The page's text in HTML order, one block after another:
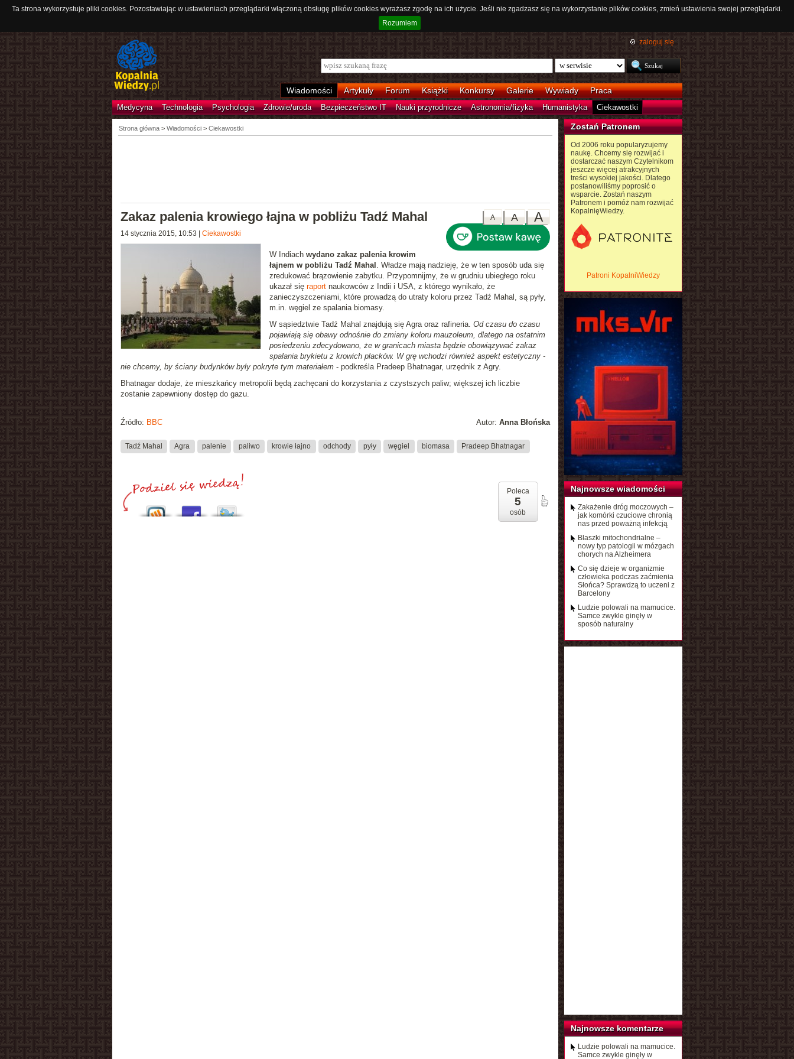
Ta strona wykorzystuje pliki cookies. Pozostawiając w ustawieniach przeglądarki włączoną obsługę plików cookies wyrażasz zgodę na ich użycie. Jeśli nie zgadzasz się na wykorzystanie plików cookies, zmień ustawienia swojej przeglądarki.
Rozumiem
zaloguj się
Wiadomości Artykuły Forum Książki Konkursy Galerie Wywiady Praca
Medycyna Technologia Psychologia Zdrowie/uroda Bezpieczeństwo IT Nauki przyrodnicze Astronomia/fizyka Humanistyka Ciekawostki
Strona główna> Wiadomości > Ciekawostki
A
A
A
Zakaz palenia krowiego łajna w pobliżu Tadź Mahal
14 stycznia 2015, 10:53 Ciekawostki
W Indiach wydano zakaz palenia krowim
łajnem w pobliżu Tadź Mahal . Władze mają nadzieję, że w ten sposób uda się
zredukować brązowienie zabytku. Przypomnijmy, że w grudniu ubiegłego roku
ukazał się raport naukowców z Indii i USA, z którego wynikało, że
zanieczyszczeniami, które prowadzą do utraty koloru przez Tadź Mahal, są pyły,
m.in. węgiel ze spalania biomasy.
W sąsiedztwie Tadź Mahal znajdują się Agra oraz rafineria. Od czasu do czasu
pojawiają się obawy odnośnie do zmiany koloru mauzoleum, dlatego na ostatnim
posiedzeniu zdecydowano, że w granicach miasta będzie obowiązywać zakaz
spalania brykietu z krowich placków. W grę wchodzi również aspekt estetyczny -
nie chcemy, by ściany budynków były pokryte tym materiałem- podkreśla Pradeep Bhatnagar, urzędnik z Agry.
Bhatnagar dodaje, że mieszkańcy metropolii będą zachęcani do korzystania z czystszych paliw; większej ich liczbie
zostanie zapewniony dostęp do gazu.
Autor: Anna Błońska
Źródło: BBC
Tadź Mahal Agra palenie paliwo krowie łajno odchody pyły węgiel biomasa Pradeep Bhatnagar
Poleca
5
osób
Zostań Patronem
Od 2006 roku popularyzujemy
naukę. Chcemy się rozwijać i
dostarczać naszym Czytelnikom
jeszcze więcej atrakcyjnych
treści wysokiej jakości. Dlatego
postanowiliśmy poprosić o
wsparcie. Zostań naszym
Patronem i pomóż nam rozwijać
KopalnięWiedzy.
Patroni KopalniWiedzy
Najnowsze wiadomości
Zakażenie dróg moczowych –
jak komórki czuciowe chronią
nas przed poważną infekcją
Blaszki mitochondrialne –
nowy typ patologii w mózgach
chorych na Alzheimera
Co się dzieje w organizmie
człowieka podczas zaćmienia
Słońca? Sprawdzą to uczeni z
Barcelony
Ludzie polowali na mamucice.
Samce zwykle ginęły w
sposób naturalny
Najnowsze komentarze
Ludzie polowali na mamucice.
Samce zwykle ginęły w